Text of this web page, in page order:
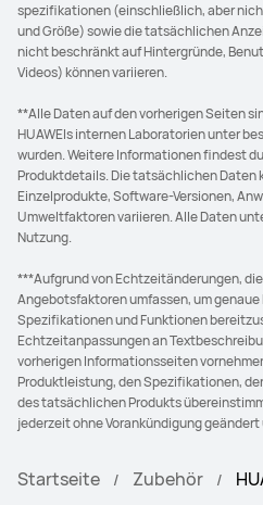
spezifikationen (einschließlich, aber
und Größe) sowie die tatsächlichen
nicht beschränkt auf Hintergründe,
Videos) können variieren.
**Alle Daten auf den vorherigen Seiten
HUAWEIs internen Laboratorien unter
wurden. Weitere Informationen findest
Produktdetails. Die tatsächlichen
Einzelprodukte, Software-Versionen,
Umweltfaktoren variieren. Alle Daten
Nutzung.
***Aufgrund von Echtzeitänderungen,
Angebotsfaktoren umfassen, um
Spezifikationen und Funktionen
Echtzeitanpassungen an
vorherigen Informationsseiten
Produktleistung, den Spezifikationen,
des tatsächlichen Produkts
jederzeit ohne Vorankündigung
Startseite Zubehör